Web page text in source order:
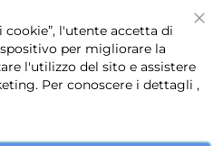
l'utente accetta di
per migliorare la
l'utilizzo del sito e assistere
Per conoscere i dettagli ,